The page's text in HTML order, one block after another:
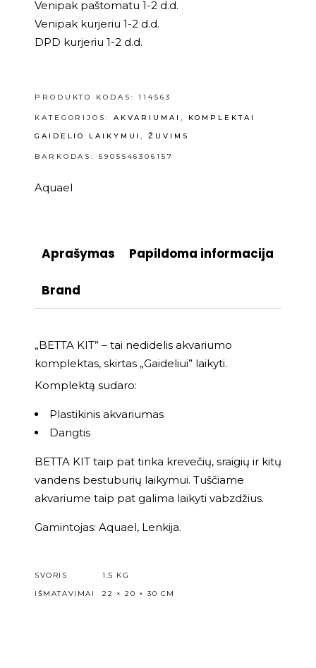
Venipak paštomatu 1-2 d.d.
Venipak kurjeriu 1-2 d.d.
DPD kurjeriu 1-2 d.d.
PRODUKTO KODAS:114563
KATEGORIJOS: AKVARIUMAI ,
KOMPLEKTAI
GAIDELIO LAIKYMUI,ŽUVIMS
BARKODAS: 5905546306157
Aquael
Aprašymas Papildoma informacija
Brand
„BETTA KIT” – tai nedidelis akvariumo
komplektas, skirtas „Gaideliui” laikyti.
Komplektą sudaro:
Plastikinis akvariumas
Dangtis
BETTA KIT taip pat tinka krevečių, sraigių ir kitų
vandens bestuburių laikymui. Tuščiame
akvariume taip pat galima laikyti vabzdžius.
Gamintojas: Aquael, Lenkija.
SVORIS
1.5 KG
IŠMATAVIMAI
22 × 20 × 30 CM